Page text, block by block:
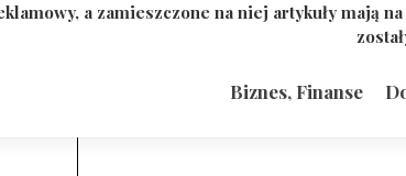
a zamieszczone na niej artykuły
Biznes, Finanse